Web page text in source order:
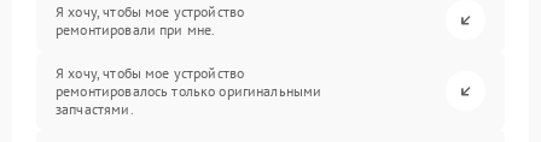
Я хочу, чтобы мое устройство
ремонтировали при мне.
Я хочу, чтобы мое устройство
ремонтировалось только оригинальными
запчастями.